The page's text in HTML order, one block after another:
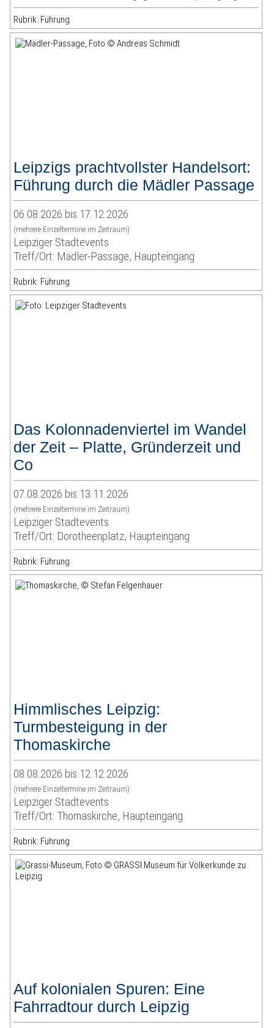
Rubrik: Führung
Leipzigs prachtvollster Handelsort:
Führung durch die Mädler Passage
06.08.2026 bis 17.12.2026
(mehrere Einzeltermine im Zeitraum)
Leipziger Stadtevents
Treff/Ort: Mädler-Passage, Haupteingang
Rubrik: Führung
Das Kolonnadenviertel im Wandel
der Zeit – Platte, Gründerzeit und
Co
07.08.2026 bis 13.11.2026
(mehrere Einzeltermine im Zeitraum)
Leipziger Stadtevents
Treff/Ort: Dorotheenplatz, Haupteingang
Rubrik: Führung
Himmlisches Leipzig:
Turmbesteigung in der
Thomaskirche
08.08.2026 bis 12.12.2026
(mehrere Einzeltermine im Zeitraum)
Leipziger Stadtevents
Treff/Ort: Thomaskirche, Haupteingang
Rubrik: Führung
Auf kolonialen Spuren: Eine
Fahrradtour durch Leipzig